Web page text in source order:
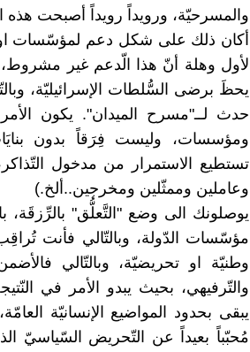
والمسرحيّة، ورويداً رويداً أصبحت هذه
أكان ذلك على شكل دعم لمؤسّسات
لأول وهلة أنّ هذا الّدعم غير
يحظَ برضى السُّلطات الإسرائيليّة،
حدث لــ"مسرح الميدان". يكون
ومؤسسات، وليست فِرَقاً بدون
تستطيع الاستمرار من مدخول
وعاملين وممثّلين ومخرجين..ألخ.)
يوصلونك الى وضع "التَّعلُّق"
مؤسّسات الدّولة، وبالتّالي فأنت
وطنيّة او تحريضيّة، وبالتّالي
والتّرفيهي، بحيث يبدو الأمر في
يبقى بحدود المواضيع الإنسانيّة
مُحبّباً بعيداً عن التّحريض السّياسيّ